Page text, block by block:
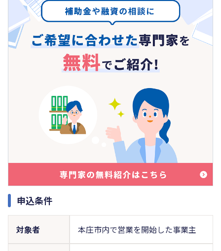
申込条件
対象者 本庄市内で営業を開始した事業主